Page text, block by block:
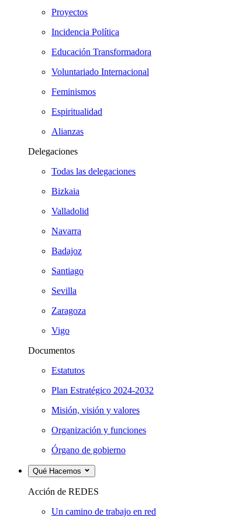
Proyectos
Incidencia Política
Educación Transformadora
Voluntariado Internacional
Feminismos
Espiritualidad
Alianzas
Delegaciones
Todas las delegaciones
Bizkaia
Valladolid
Navarra
Badajoz
Santiago
Sevilla
Zaragoza
Vigo
Documentos
Estatutos
Plan Estratégico 2024-2032
Misión, visión y valores
Organización y funciones
Órgano de gobierno
Qué Hacemos
Acción de REDES
Un camino de trabajo en red